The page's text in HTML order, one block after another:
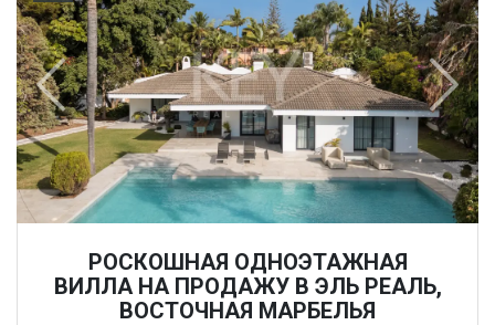
Previous Next
РОСКОШНАЯ ОДНОЭТАЖНАЯ
ВИЛЛА НА ПРОДАЖУ В ЭЛЬ РЕАЛЬ,
ВОСТОЧНАЯ МАРБЕЛЬЯ